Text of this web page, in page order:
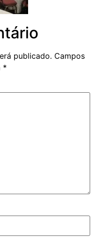
publicado. Campos
*